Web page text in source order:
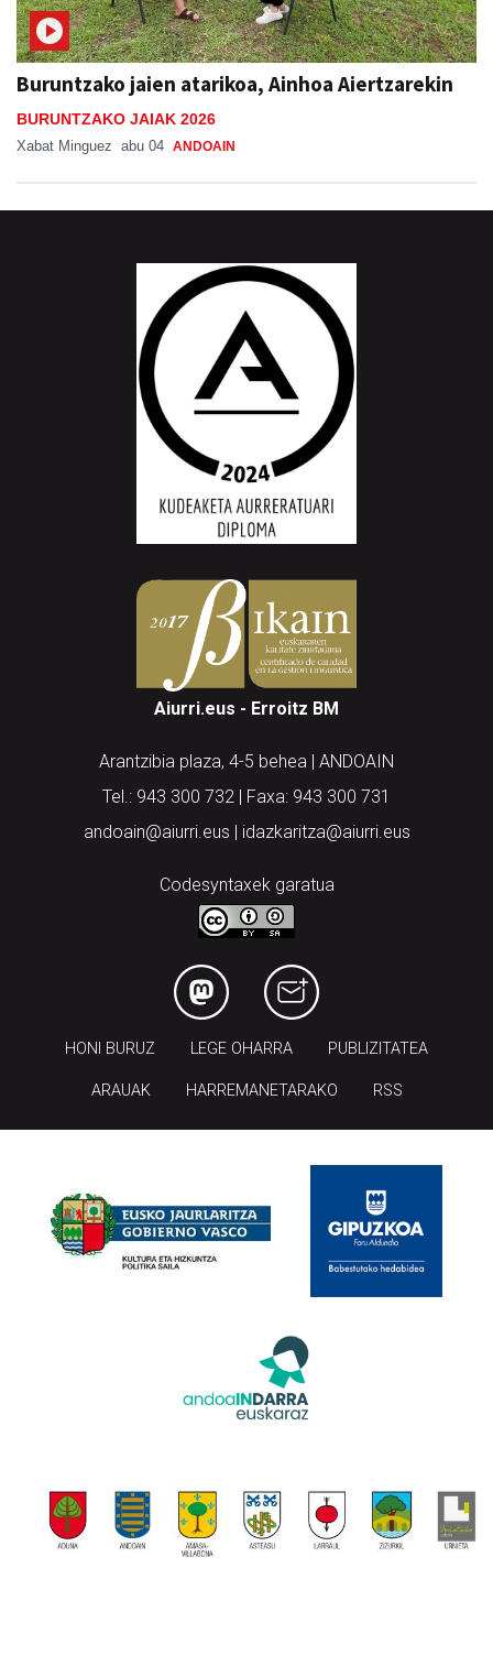
Buruntzako jaien atarikoa, Ainhoa Aiertzarekin
BURUNTZAKO JAIAK 2026
Xabat Minguez abu 04 ANDOAIN
Aiurri.eus - Erroitz BM
Arantzibia plaza, 4-5 behea | ANDOAIN
Tel.: 943 300 732 | Faxa: 943 300 731
andoain@aiurri.eus | idazkaritza@aiurri.eus
Codesyntaxek garatua
HONI BURUZ LEGE OHARRA PUBLIZITATEA
ARAUAK HARREMANETARAKO RSS